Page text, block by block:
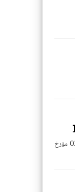
قانون رقم 23-02 يتعلق بممارسة الحق النقابي PDF قانون رقم 23-02 مؤرخ